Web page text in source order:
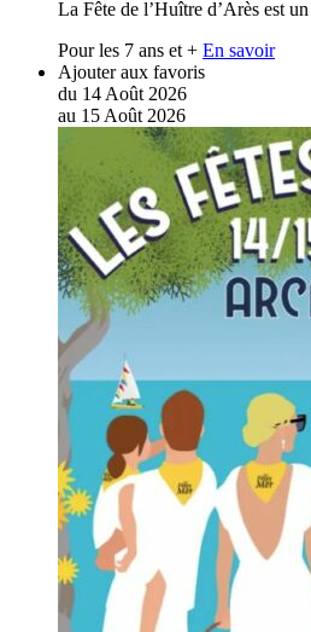
La Fête de l’Huître d’Arès est
Pour les 7 ans et + En savoir
Ajouter aux favoris
du 14 Août 2026
au 15 Août 2026